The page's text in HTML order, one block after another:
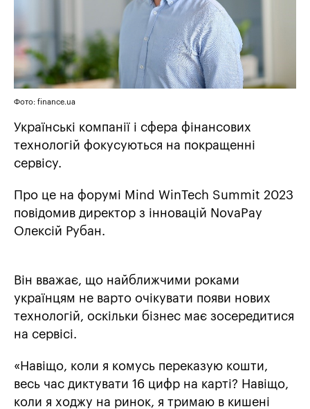
Фото: finance.ua
Українські компанії і сфера фінансових
технологій фокусуються на покращенні
сервісу.
Про це на форумі Mind WinTech Summit 2023
повідомив директор з інновацій NovaPay
Олексій Рубан.
Він вважає, що найближчими роками
українцям не варто очікувати появи нових
технологій, оскільки бізнес має зосередитися
на сервісі.
«Навіщо, коли я комусь переказую кошти,
весь час диктувати 16 цифр на карті? Навіщо,
коли я ходжу на ринок, я тримаю в кишені